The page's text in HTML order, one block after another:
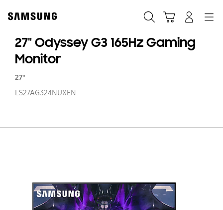
content
27" Odyssey G3 165Hz Gaming
Monitor
27"
LS27AG324NUXEN